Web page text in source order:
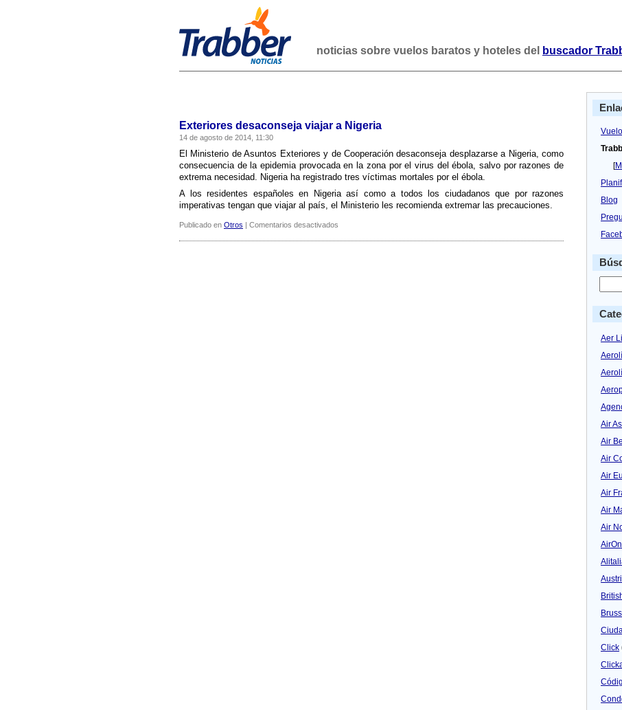
noticias sobre vuelos baratos y hoteles del buscador
Exteriores desaconseja viajar a Nigeria
14 de agosto de 2014, 11:30
El Ministerio de Asuntos Exteriores y de Cooperación desaconseja desplazarse a Nigeria, como
consecuencia de la epidemia provocada en la zona por el virus del ébola, salvo por razones de
extrema necesidad. Nigeria ha registrado tres ví­ctimas mortales por el ébola.
A los residentes españoles en Nigeria así­ como a todos los ciudadanos que por razones
imperativas tengan que viajar al paí­s, el Ministerio les recomienda extremar las precauciones.
Publicado en Otros | Comentarios desactivados
[
Blog
Aer
Air
Air
Air
Air
Air
Air
Air
Click